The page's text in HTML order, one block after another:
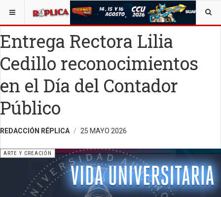
ESTÁ AQUÍ: ARTE
Entrega Rectora Lilia
Cedillo reconocimientos
en el Día del Contador
Público
REDACCIÓN RÉPLICA 25 MAYO 2026
ARTE Y CREACIÓN